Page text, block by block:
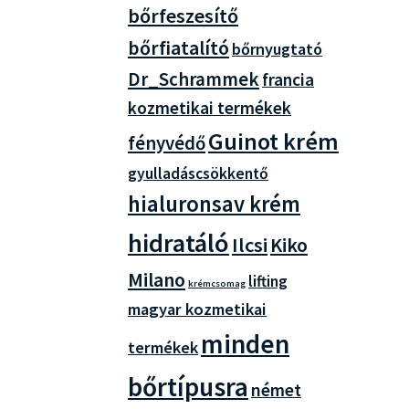
bőrfeszesítő
bőrfiatalító bőrnyugtató
Dr_Schrammekfrancia
kozmetikai termékek
fényvédőGuinot krém
gyulladáscsökkentő
hialuronsav krém
hidratáló Ilcsi Kiko
Milano krémcsomag lifting
magyar kozmetikai
termékek minden
bőrtípusra német